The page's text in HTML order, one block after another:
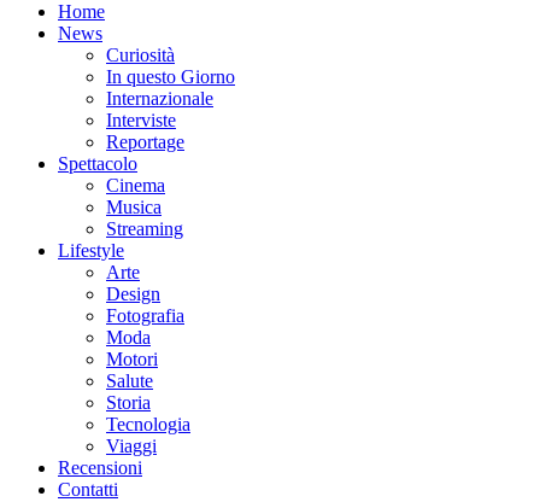
Home
News
Curiosità
In questo Giorno
Internazionale
Interviste
Reportage
Spettacolo
Cinema
Musica
Streaming
Lifestyle
Arte
Design
Fotografia
Moda
Motori
Salute
Storia
Tecnologia
Viaggi
Recensioni
Contatti